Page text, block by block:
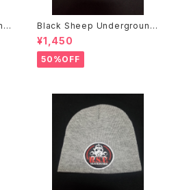
Black Sheep Underground
ニットキャップ
¥1,450
50%OFF